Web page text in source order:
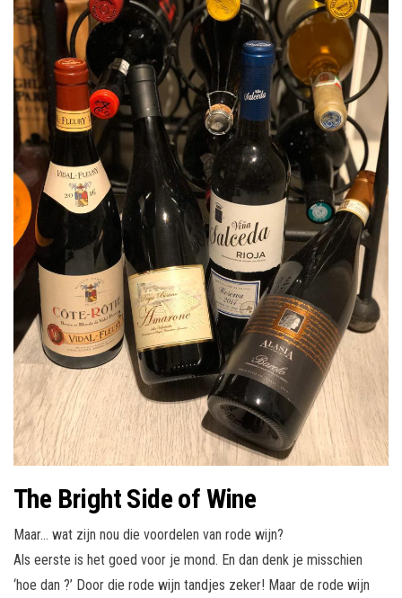
The Bright Side of Wine
Maar… wat zijn nou die voordelen van rode wijn?
Als eerste is het goed voor je mond. En dan denk je misschien
‘hoe dan ?’ Door die rode wijn tandjes zeker! Maar de rode wijn